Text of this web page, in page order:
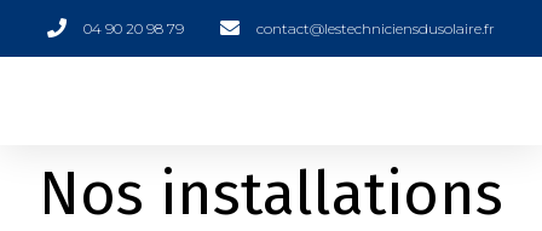
04 90 20 98 79 contact@lestechniciensdusolaire.fr
Nos installations